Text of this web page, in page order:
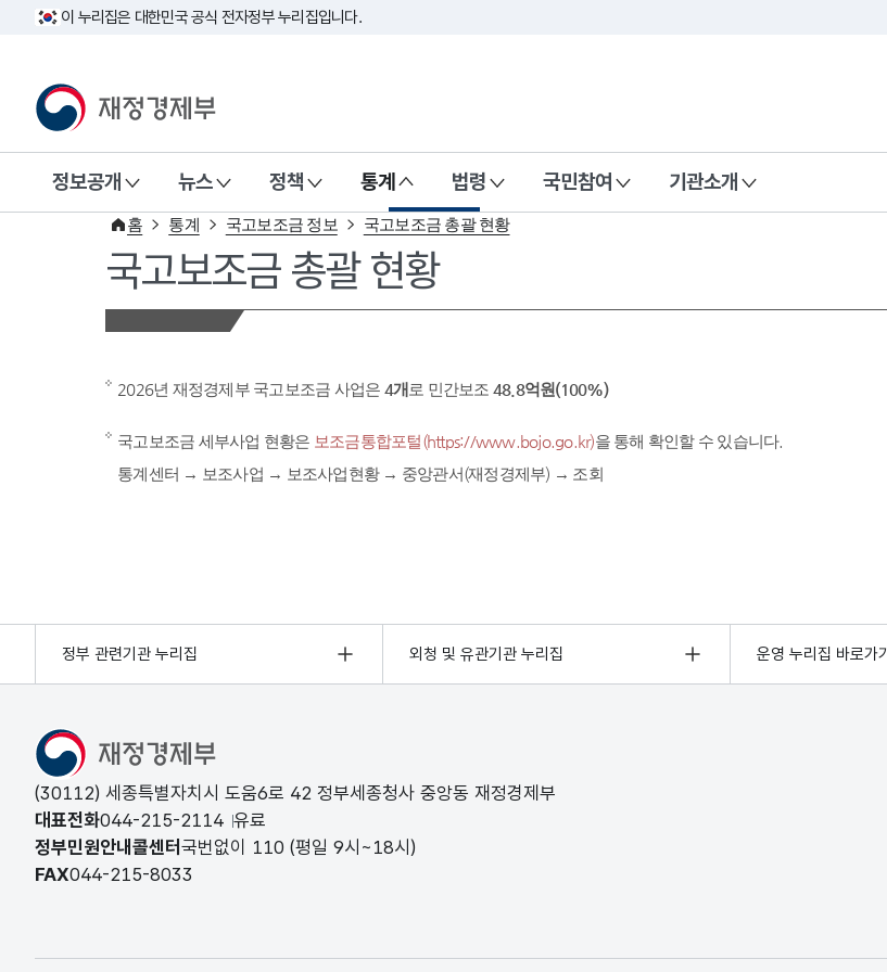
이 누리집은 대한민국 공식 전자정부 누리집입니다.
재정경제부(www.mofe.go.kr)
정보공개 뉴스 정책 통계 법령 국민참여 기관소개
홈 통계 국고보조금 정보 국고보조금 총괄 현황
국고보조금 총괄 현황
2026년 재정경제부 국고보조금 사업은 4개로 민간보조 48.8억원(100%)
국고보조금 세부사업 현황은 보조금통합포털(https://www.bojo.go.kr)을 통해 확인할 수 있습니다.
통계센터 → 보조사업 → 보조사업현황 → 중앙관서(재정경제부) → 조회
정부 관련기관 누리집 외청 및 유관기관 누리집 운영 누리집 바로가기
(30112) 세종특별자치시 도움6로 42 정부세종청사 중앙동 재정경제부
대표전화044-215-2114 유료
정부민원안내콜센터 국번없이 110 (평일 9시~18시)
FAX044-215-8033